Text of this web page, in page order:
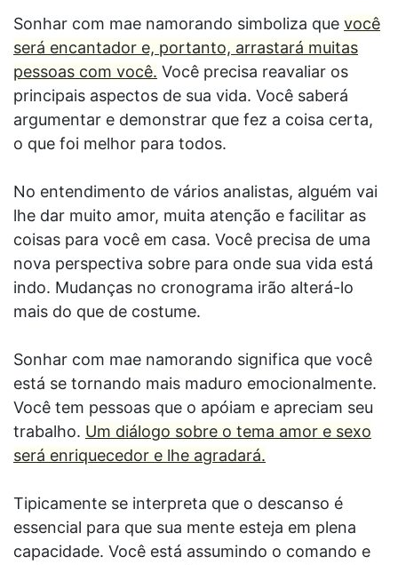
Sonhar com mae namorando simboliza que você
será encantador e, portanto, arrastará muitas
pessoas com você. Você precisa reavaliar os
principais aspectos de sua vida. Você saberá
argumentar e demonstrar que fez a coisa certa,
o que foi melhor para todos.
No entendimento de vários analistas, alguém vai
lhe dar muito amor, muita atenção e facilitar as
coisas para você em casa. Você precisa de uma
nova perspectiva sobre para onde sua vida está
indo. Mudanças no cronograma irão alterá-lo
mais do que de costume.
Sonhar com mae namorando significa que você
está se tornando mais maduro emocionalmente.
Você tem pessoas que o apóiam e apreciam seu
trabalho. Um diálogo sobre o tema amor e sexo
será enriquecedor e lhe agradará.
Tipicamente se interpreta que o descanso é
essencial para que sua mente esteja em plena
capacidade. Você está assumindo o comando e